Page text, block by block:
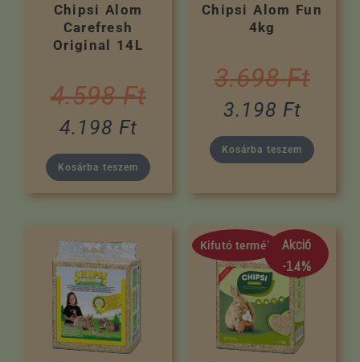
Chipsi Alom
Carefresh
Original 14L
4.598Ft
4.198 Ft
Kosárba teszem
Chipsi Alom Fun
4kg
3.698Ft
3.198 Ft
Kosárba teszem
Kifutó termék
Akció
-14%